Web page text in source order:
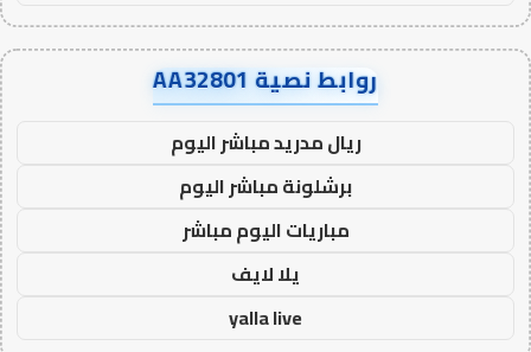
روابط نصية AA32801
ريال مدريد مباشر اليوم
برشلونة مباشر اليوم
مباريات اليوم مباشر
يلا لايف
yalla live